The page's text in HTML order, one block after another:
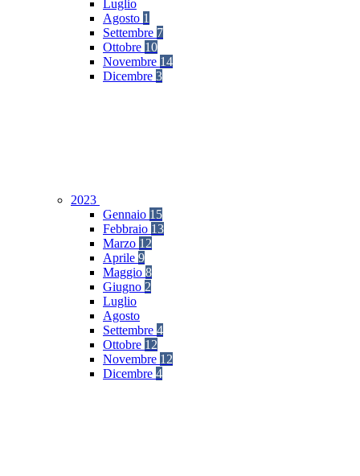
Luglio
Agosto 1
Settembre 7
Ottobre 10
Novembre 14
Dicembre 3
2023
Gennaio 15
Febbraio 13
Marzo 12
Aprile 9
Maggio 8
Giugno 2
Luglio
Agosto
Settembre 4
Ottobre 12
Novembre 12
Dicembre 4